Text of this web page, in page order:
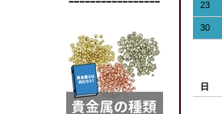
23
30
日